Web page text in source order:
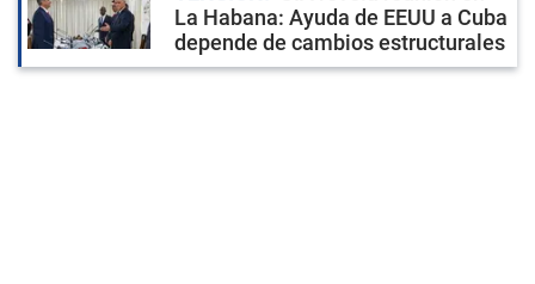
La Habana: Ayuda de EEUU a Cuba
depende de cambios estructurales